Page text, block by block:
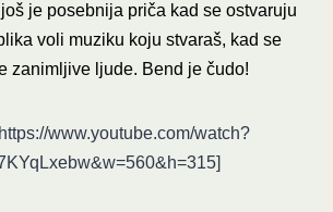
je posebnija priča kad se ostvaruju
voli muziku koju stvaraš, kad se
zanimljive ljude. Bend je čudo!
www.youtube.com/watch?